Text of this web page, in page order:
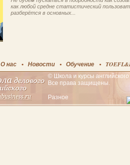
как любой средне статистический
разберётся в основных...
О нас Новости Обучение
© Школа и курсы
Все права защищены.
Разное